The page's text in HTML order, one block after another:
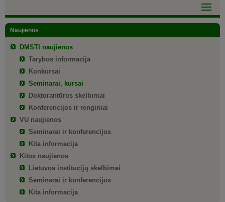
Naujienos
DMSTI naujienos
Tarybos informacija
Konkursai
Seminarai, kursai
Doktorantūros skelbimai
Konferencijos ir renginiai
VU naujienos
Seminarai ir konferencijos
Kita informacija
Kitos naujienos
Lietuvos institucijų skelbimai
Seminarai ir konferencijos
Kita informacija